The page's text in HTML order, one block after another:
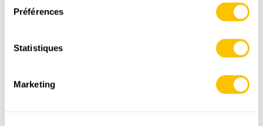
Préférences
Statistiques
Marketing